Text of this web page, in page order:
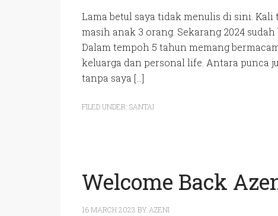
Lama betul saya tidak menulis di sini. Kali
masih anak 3 orang. Sekarang 2024
Dalam tempoh 5 tahun memang
keluarga dan personal life. Antara punca
tanpa saya […]
FILED UNDER: SANTAI
Welcome Back
16 MARCH 2023 BY AZENI